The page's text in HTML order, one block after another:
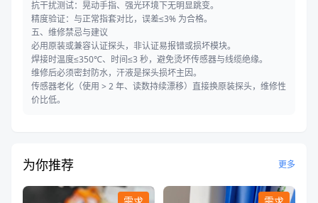
抗干扰测试：晃动手指、强光环境下无明显跳变。
精度验证：与正常指套对比，误差≤3% 为合格。
五、维修禁忌与建议
必用原装或兼容认证探头，非认证易报错或损坏模块。
焊接时温度≤350℃、时间≤3 秒，避免烫坏传感器与线缆绝缘。
维修后必须密封防水，汗液是探头损坏主因。
传感器老化（使用 > 2 年、读数持续漂移）直接换原装探头，维修性
价比低。
为你推荐 更多